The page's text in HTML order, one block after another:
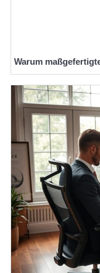
Warum